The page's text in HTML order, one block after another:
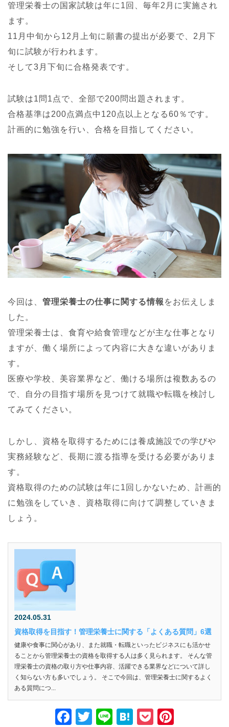
管理栄養士の国家試験は年に1回、毎年2月に実施され
ます。
11月中旬から12月上旬に願書の提出が必要で、2月下
旬に試験が行われます。
そして3月下旬に合格発表です。
試験は1問1点で、全部で200問出題されます。
合格基準は200点満点中120点以上となる60％です。
計画的に勉強を行い、合格を目指してください。
今回は、 管理栄養士の仕事に関する情報 をお伝えしま
した。
管理栄養士は、食育や給食管理などが主な仕事となり
ますが、働く場所によって内容に大きな違いがありま
す。
医療や学校、美容業界など、働ける場所は複数あるの
で、自分の目指す場所を見つけて就職や転職を検討し
てみてください。
しかし、資格を取得するためには養成施設での学びや
実務経験など、長期に渡る指導を受ける必要がありま
す。
資格取得のための試験は年に1回しかないため、計画的
に勉強をしていき、資格取得に向けて調整していきま
しょう。
2024.05.31
資格取得を目指す！管理栄養士に関する「よくある質問」6選
健康や食事に関心があり、また就職・転職といったビジネスにも活かせ
ることから管理栄養士の資格を取得する人は多く見られます。 そんな管
理栄養士の資格の取り方や仕事内容、活躍できる業界などについて詳し
く知らない方も多いでしょう。 そこで今回は、管理栄養士に関するよく
ある質問につ...
F
T
Li
H
P